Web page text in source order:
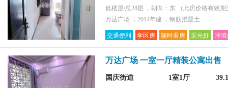
低楼层/总28层 ，朝向：东
（此房价格有效
万达广场 ，2014年建 ，钢筋混凝土
交通便利 学区房 随时看房 采光好 环
万达广场 一室一厅精装公寓出售
国庆街道 1室1厅